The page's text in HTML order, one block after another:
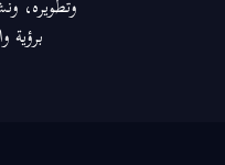
وتطويره،